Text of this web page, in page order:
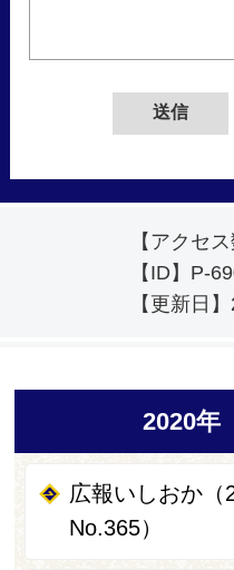
【アクセス
【ID】 P-
【更新日】
2020年
広報いしおか（
No.365）